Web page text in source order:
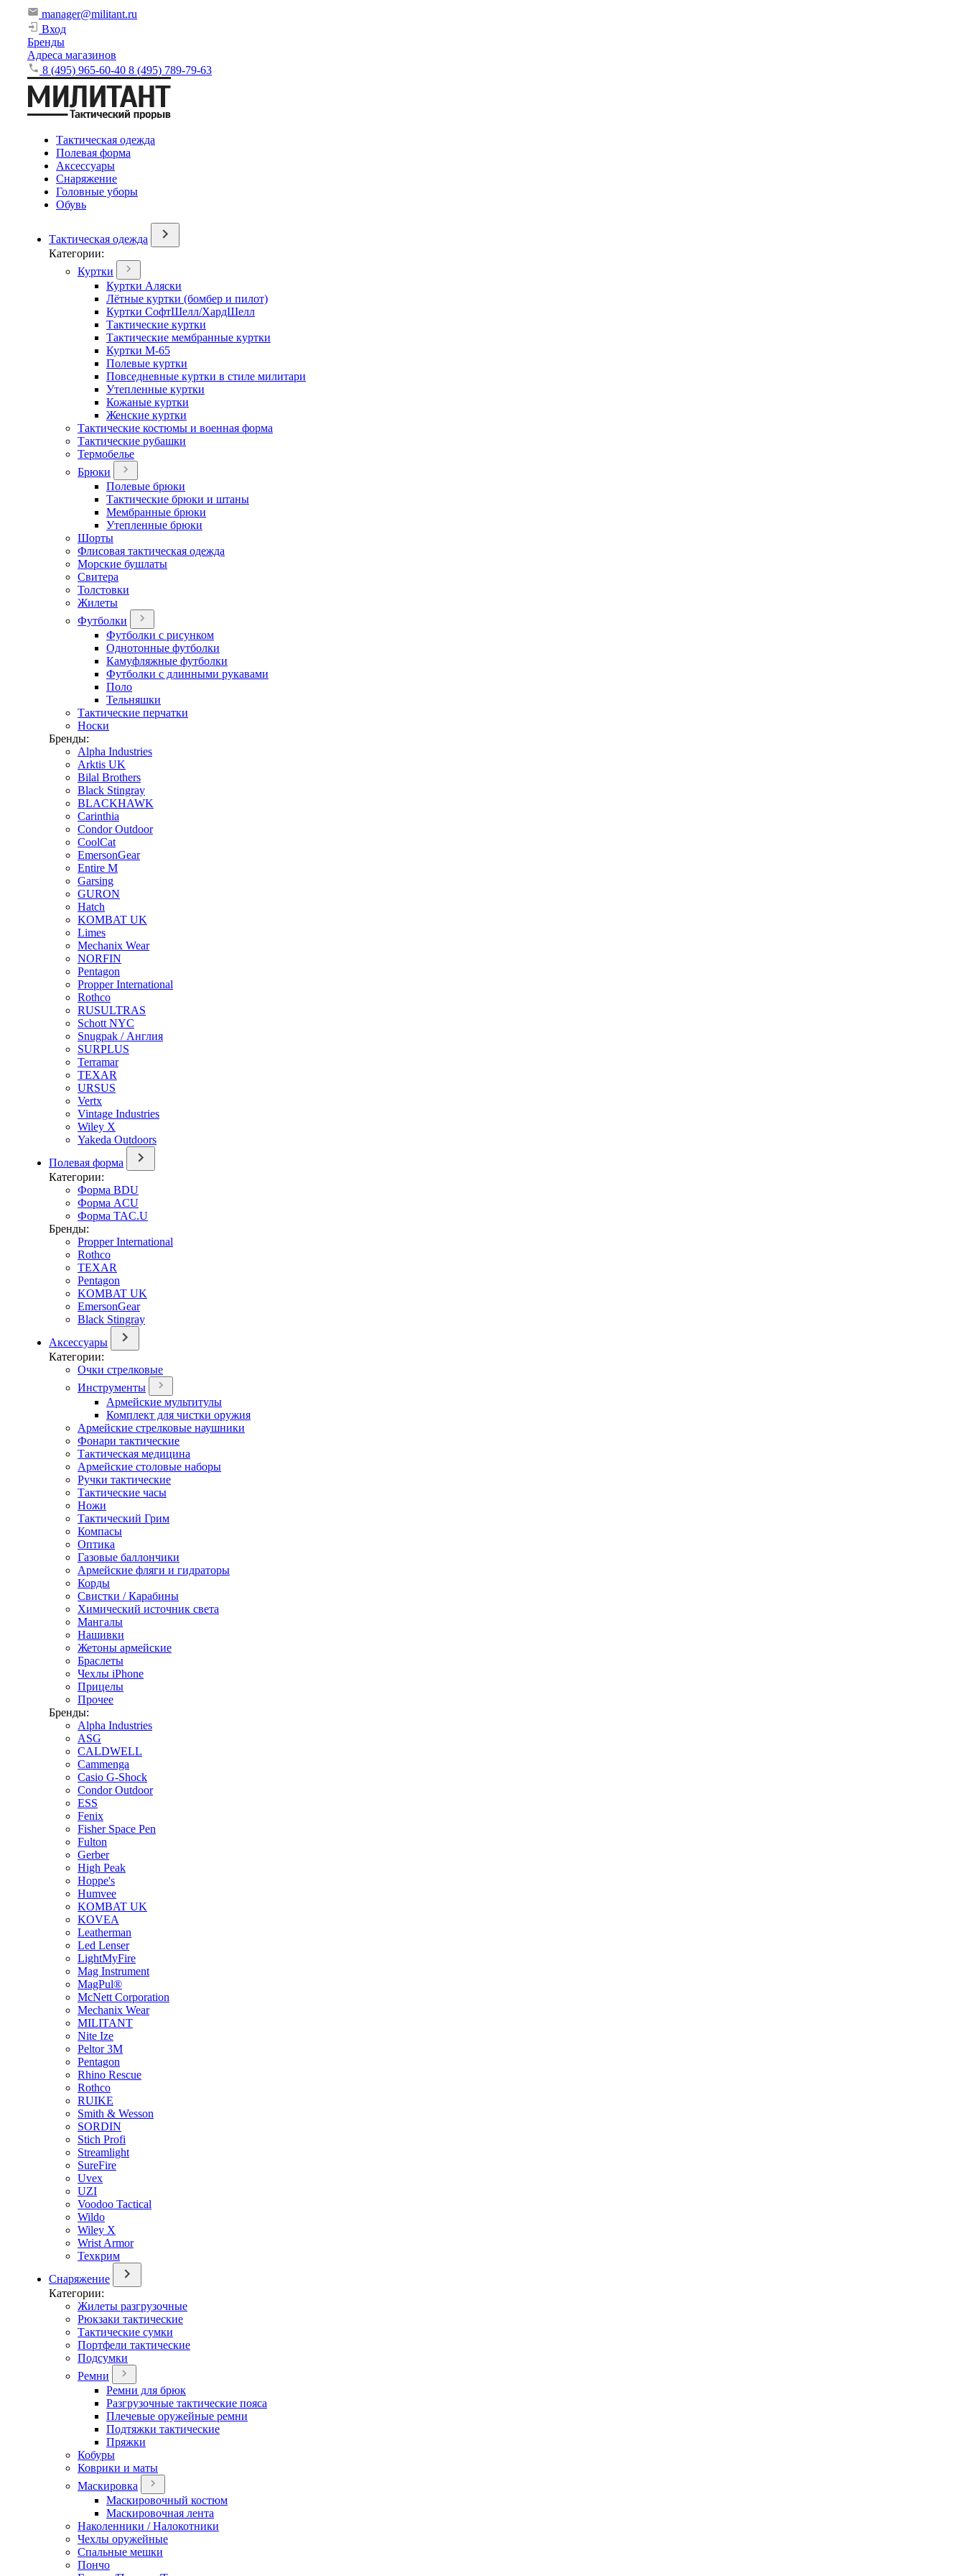
manager@militant.ru
Вход
Бренды
Адреса магазинов
8 (495) 965-60-40 8 (495) 789-79-63
Тактическая одежда
Полевая форма
Аксессуары
Снаряжение
Головные уборы
Обувь
Тактическая одежда
Категории:
Куртки
Куртки Аляски
Лётные куртки (бомбер и пилот)
Куртки СофтШелл/ХардШелл
Тактические куртки
Тактические мембранные куртки
Куртки М-65
Полевые куртки
Повседневные куртки в стиле милитари
Утепленные куртки
Кожаные куртки
Женские куртки
Тактические костюмы и военная форма
Тактические рубашки
Термобелье
Брюки
Полевые брюки
Тактические брюки и штаны
Мембранные брюки
Утепленные брюки
Шорты
Флисовая тактическая одежда
Морские бушлаты
Свитера
Толстовки
Жилеты
Футболки
Футболки с рисунком
Однотонные футболки
Камуфляжные футболки
Футболки с длинными рукавами
Поло
Тельняшки
Тактические перчатки
Носки
Бренды:
Alpha Industries
Arktis UK
Bilal Brothers
Black Stingray
BLACKHAWK
Carinthia
Condor Outdoor
CoolCat
EmersonGear
Entire M
Garsing
GURON
Hatch
KOMBAT UK
Limes
Mechanix Wear
NORFIN
Pentagon
Propper International
Rothco
RUSULTRAS
Schott NYC
Snugpak / Англия
SURPLUS
Terramar
TEXAR
URSUS
Vertx
Vintage Industries
Wiley X
Yakeda Outdoors
Полевая форма
Категории:
Форма BDU
Форма ACU
Форма TAC.U
Бренды:
Propper International
Rothco
TEXAR
Pentagon
KOMBAT UK
EmersonGear
Black Stingray
Аксессуары
Категории:
Очки стрелковые
Инструменты
Армейские мультитулы
Комплект для чистки оружия
Армейские стрелковые наушники
Фонари тактические
Тактическая медицина
Армейские столовые наборы
Ручки тактические
Тактические часы
Ножи
Тактический Грим
Компасы
Оптика
Газовые баллончики
Армейские фляги и гидраторы
Корды
Свистки / Карабины
Химический источник света
Мангалы
Нашивки
Жетоны армейские
Браслеты
Чехлы iPhone
Прицелы
Прочее
Бренды:
Alpha Industries
ASG
CALDWELL
Cammenga
Casio G-Shock
Condor Outdoor
ESS
Fenix
Fisher Space Pen
Fulton
Gerber
High Peak
Hoppe's
Humvee
KOMBAT UK
KOVEA
Leatherman
Led Lenser
LightMyFire
Mag Instrument
MagPul®
McNett Corporation
Mechanix Wear
MILITANT
Nite Ize
Peltor 3M
Pentagon
Rhino Rescue
Rothco
RUIKE
Smith & Wesson
SORDIN
Stich Profi
Streamlight
SureFire
Uvex
UZI
Voodoo Tactical
Wildo
Wiley X
Wrist Armor
Техкрим
Снаряжение
Категории:
Жилеты разгрузочные
Рюкзаки тактические
Тактические сумки
Портфели тактические
Подсумки
Ремни
Ремни для брюк
Разгрузочные тактические пояса
Плечевые оружейные ремни
Подтяжки тактические
Пряжки
Кобуры
Коврики и маты
Маскировка
Маскировочный костюм
Маскировочная лента
Наколенники / Налокотники
Чехлы оружейные
Спальные мешки
Пончо